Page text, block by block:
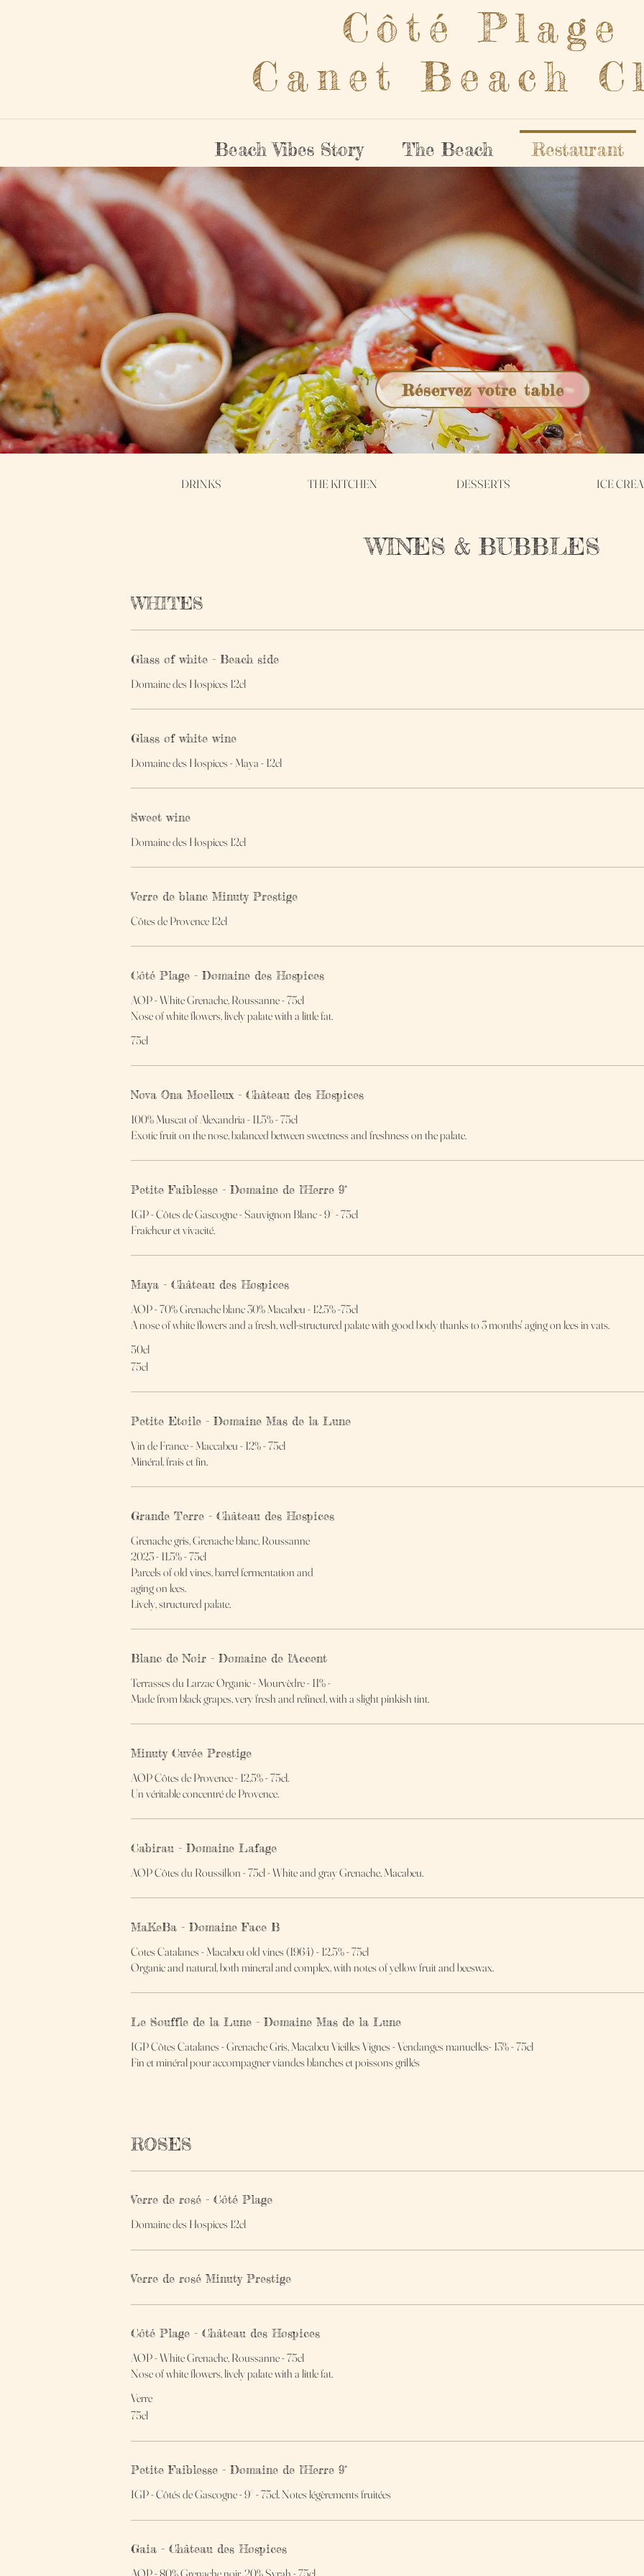
Côté Plage
Canet Beach
Beach Vibes Story The Beach Restaurant
Réservez votre table
DRINKS THE KITCHEN DESSERTS ICE
WINES & BUBBLES
WHITES
Glass of white - Beach side
Domaine des Hospices 12cl
Glass of white wine
Domaine des Hospices - Maya - 12cl
Sweet wine
Domaine des Hospices 12cl
Verre de blanc Minuty Prestige
Côtes de Provence 12cl
Côté Plage - Domaine des Hospices
AOP - White Grenache, Roussanne - 75cl
Nose of white flowers, lively palate with a little fat.
75cl
Nova Ona Moelleux - Château des Hospices
100% Muscat of Alexandria - 11.5% - 75cl
Exotic fruit on the nose, balanced between sweetness and freshness on the palate.
Petite Faiblesse - Domaine de l'Herre 9°
IGP - Côtes de Gascogne - Sauvignon Blanc - 9° - 75cl
Fraîcheur et vivacité.
Maya - Château des Hospices
AOP - 70% Grenache blanc 30% Macabeu - 12.5% -75cl
A nose of white flowers and a fresh, well-structured palate with good body thanks to 3 months' aging on lees in vats.
50cl
75cl
Petite Etoile - Domaine Mas de la Lune
Vin de France - Maccabeu - 12% - 75cl
Minéral, frais et fin.
Grande Terre - Château des Hospices
Grenache gris, Grenache blanc, Roussanne
2023 - 11.5% - 75cl
Parcels of old vines, barrel fermentation and
aging on lees.
Lively, structured palate.
Blanc de Noir - Domaine de l'Accent
Terrasses du Larzac Organic - Mourvèdre - 11% -
Made from black grapes, very fresh and refined, with a slight pinkish tint.
Minuty Cuvée Prestige
AOP Côtes de Provence - 12,5% - 75cl.
Un véritable concentré de Provence.
Cabirau - Domaine Lafage
AOP Côtes du Roussillon - 75cl - White and gray Grenache, Macabeu.
MaKeBa - Domaine Face B
Cotes Catalanes - Macabeu old vines (1964) - 12.5% - 75cl
Organic and natural, both mineral and complex, with notes of yellow fruit and beeswax.
Le Souffle de la Lune - Domaine Mas de la Lune
IGP Côtes Catalanes - Grenache Gris, Macabeu Vieilles Vignes - Vendanges manuelles- 13% - 75cl
Fin et minéral pour accompagner viandes blanches et poissons grillés
ROSES
Verre de rosé - Côté Plage
Domaine des Hospices 12cl
Verre de rosé Minuty Prestige
Côté Plage - Château des Hospices
AOP - White Grenache, Roussanne - 75cl
Nose of white flowers, lively palate with a little fat.
Verre
75cl
Petite Faiblesse - Domaine de l'Herre 9°
IGP - Côtés de Gascogne - 9° - 75cl. Notes légèrements fruitées
Gaia - Château des Hospices
AOP - 80% Grenache noir, 20% Syrah - 75cl